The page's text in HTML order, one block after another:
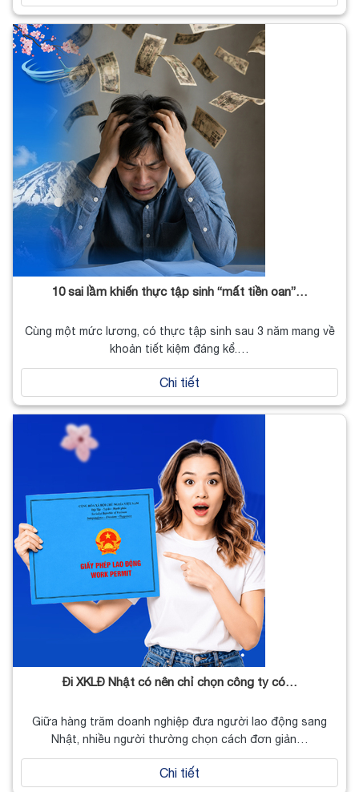
10 sai lầm khiến thực tập sinh “mất tiền oan”…
Cùng một mức lương, có thực tập sinh sau 3 năm mang về
khoản tiết kiệm đáng kể.…
Chi tiết
Đi XKLĐ Nhật có nên chỉ chọn công ty có…
Giữa hàng trăm doanh nghiệp đưa người lao động sang
Nhật, nhiều người thường chọn cách đơn giản…
Chi tiết